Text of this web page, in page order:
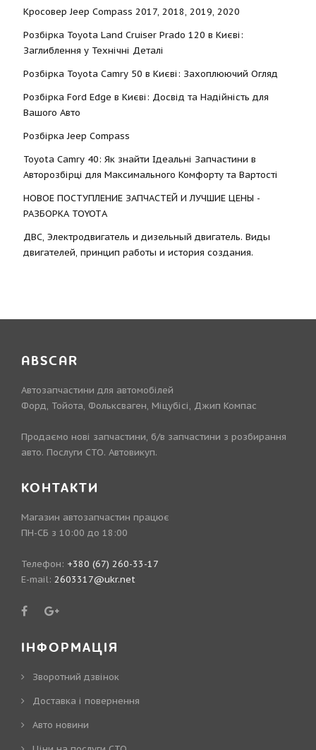
Кросовер Jeep Compass 2017, 2018, 2019, 2020
Розбірка Toyota Land Cruiser Prado 120 в Києві:
Заглиблення у Технічні Деталі
Розбірка Toyota Camry 50 в Києві: Захоплюючий Огляд
Розбірка Ford Edge в Києві: Досвід та Надійність для
Вашого Авто
Розбірка Jeep Compass
Toyota Camry 40: Як знайти Ідеальні Запчастини в
Авторозбірці для Максимального Комфорту та Вартості
НОВОЕ ПОСТУПЛЕНИЕ ЗАПЧАСТЕЙ И ЛУЧШИЕ ЦЕНЫ -
РАЗБОРКА TOYOTА
ДВС, Электродвигатель и дизельный двигатель. Виды
двигателей, принцип работы и история создания.
ABSCAR
Автозапчастини для автомобілей
Форд, Тойота, Фольксваген, Міцубісі, Джип Компас
Продаємо нові запчастини, б/в запчастини з розбирання
авто. Послуги СТО. Автовикуп.
КОНТАКТИ
Магазин автозапчастин працює
ПН-СБ з 10:00 до 18:00
Телефон: +380 (67) 260-33-17
E-mail: 2603317@ukr.net
ІНФОРМАЦІЯ
Зворотний дзвінок
Доставка і повернення
Авто новини